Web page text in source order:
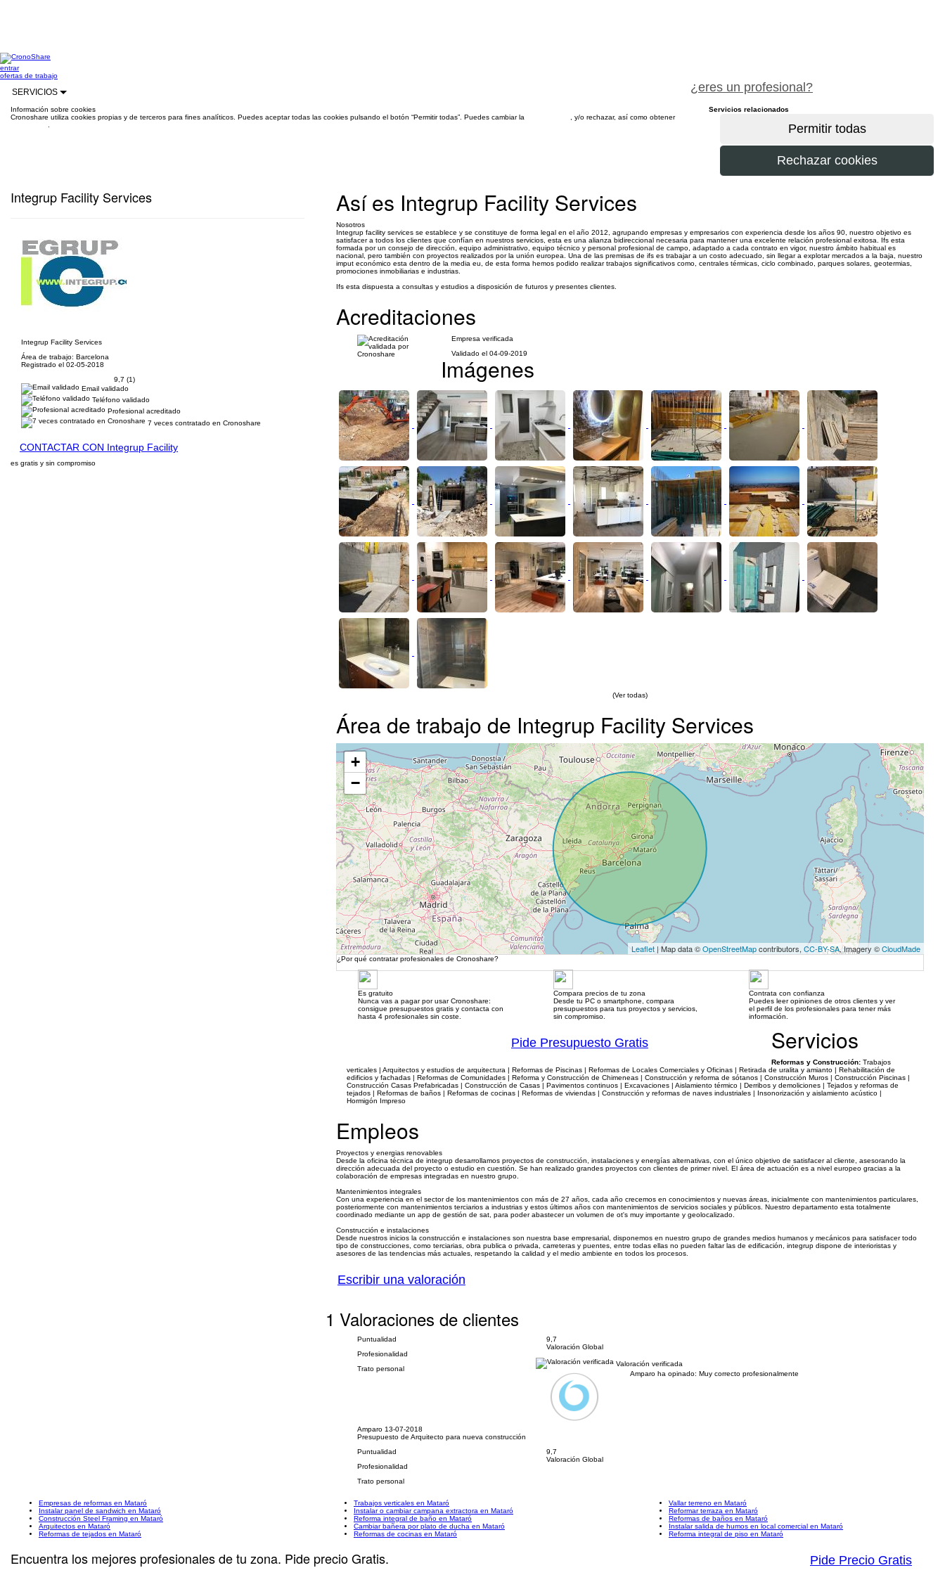
entrar
¿eres un profesional?
ofertas de trabajo
SERVICIOS
Información sobre cookies
Cronoshare utiliza cookies propias y de terceros para fines analíticos. Puedes aceptar todas las cookies pulsando el botón “Permitir todas”. Puedes cambiar la
, y/o rechazar, así como obtener
Integrup Facility Services
Integrup Facility Services
Área de trabajo: Barcelona
Registrado el 02-05-2018
9,7 (1)
Email validado
Teléfono validado
Profesional acreditado
7 veces contratado en Cronoshare
CONTACTAR CON Integrup Facility
es gratis y sin compromiso
Así es Integrup Facility Services
Nosotros
Integrup facility services se establece y se constituye de forma legal en el año 2012, agrupando empresas y empresarios con experiencia desde los años 90, nuestro objetivo es
satisfacer a todos los clientes que confían en nuestros servicios, esta es una alianza bidireccional necesaria para mantener una excelente relación profesional exitosa. Ifs esta
formada por un consejo de dirección, equipo administrativo, equipo técnico y personal profesional de campo, adaptado a cada contrato en vigor, nuestro ámbito habitual es
nacional, pero también con proyectos realizados por la unión europea. Una de las premisas de ifs es trabajar a un costo adecuado, sin llegar a explotar mercados a la baja, nuestro
imput económico esta dentro de la media eu, de esta forma hemos podido realizar trabajos significativos como, centrales térmicas, ciclo combinado, parques solares, geotermias,
promociones inmobiliarias e industrias.
Ifs esta dispuesta a consultas y estudios a disposición de futuros y presentes clientes.
Acreditaciones
Empresa verificada
Validado el 04-09-2019
Imágenes
(Ver todas)
Área de trabajo de Integrup Facility Services
+
−
Leaflet | Map data ©OpenStreetMapcontributors, CC-BY-SA, Imagery ©CloudMade
¿Por qué contratar profesionales de Cronoshare?
Es gratuito
Nunca vas a pagar por usar Cronoshare:
consigue presupuestos gratis y contacta con
hasta 4 profesionales sin coste.
Compara precios de tu zona
Desde tu PC o smartphone, compara
presupuestos para tus proyectos y servicios,
sin compromiso.
Contrata con confianza
Puedes leer opiniones de otros clientes y ver
el perfil de los profesionales para tener más
información.
Pide Presupuesto Gratis Servicios
Reformas y Construcción: Trabajos
verticales | Arquitectos y estudios de arquitectura | Reformas de Piscinas | Reformas de Locales Comerciales y Oficinas | Retirada de uralita y amianto | Rehabilitación de
edificios y fachadas | Reformas de Comunidades | Reforma y Construcción de Chimeneas | Construcción y reforma de sótanos | Construcción Muros | Construcción Piscinas |
Construcción Casas Prefabricadas | Construcción de Casas | Pavimentos continuos | Excavaciones | Aislamiento térmico | Derribos y demoliciones | Tejados y reformas de
tejados | Reformas de baños | Reformas de cocinas | Reformas de viviendas | Construcción y reformas de naves industriales | Insonorización y aislamiento acústico |
Hormigón Impreso
Empleos
Proyectos y energias renovables
Desde la oficina técnica de integrup desarrollamos proyectos de construcción, instalaciones y energías alternativas, con el único objetivo de satisfacer al cliente, asesorando la
dirección adecuada del proyecto o estudio en cuestión. Se han realizado grandes proyectos con clientes de primer nivel. El área de actuación es a nivel europeo gracias a la
colaboración de empresas integradas en nuestro grupo.
Mantenimientos integrales
Con una experiencia en el sector de los mantenimientos con más de 27 años, cada año crecemos en conocimientos y nuevas áreas, inicialmente con mantenimientos particulares,
posteriormente con mantenimientos terciarios a industrias y estos últimos años con mantenimientos de servicios sociales y públicos. Nuestro departamento esta totalmente
coordinado mediante un app de gestión de sat, para poder abastecer un volumen de ot's muy importante y geolocalizado.
Construcción e instalaciones
Desde nuestros inicios la construcción e instalaciones son nuestra base empresarial, disponemos en nuestro grupo de grandes medios humanos y mecánicos para satisfacer todo
tipo de construcciones, como terciarias, obra publica o privada, carreteras y puentes, entre todas ellas no pueden faltar las de edificación, integrup dispone de interioristas y
asesores de las tendencias más actuales, respetando la calidad y el medio ambiente en todos los procesos.
Escribir una valoración
1 Valoraciones de clientes
Puntualidad
Profesionalidad
Trato personal
9,7
Valoración Global
Valoración verificada
Amparo 13-07-2018
Presupuesto de Arquitecto para nueva construcción
Amparo ha opinado: Muy correcto profesionalmente
Puntualidad
Profesionalidad
Trato personal
9,7
Valoración Global
Servicios relacionados
Empresas de reformas en Mataró
Instalar panel de sandwich en Mataró
Construcción Steel Framing en Mataró
Arquitectos en Mataró
Reformas de tejados en Mataró
Trabajos verticales en Mataró
Instalar o cambiar campana extractora en Mataró
Reforma integral de baño en Mataró
Cambiar bañera por plato de ducha en Mataró
Reformas de cocinas en Mataró
Vallar terreno en Mataró
Reformar terraza en Mataró
Reformas de baños en Mataró
Instalar salida de humos en local comercial en Mataró
Reforma integral de piso en Mataró
Encuentra los mejores profesionales de tu zona. Pide precio Gratis. Pide Precio Gratis